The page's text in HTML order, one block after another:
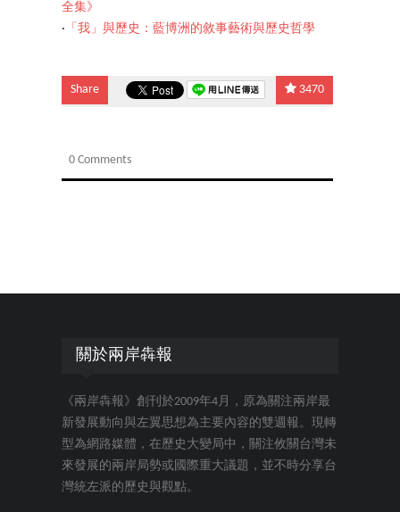
全集》
‧ 「我」與歷史：藍博洲的敘事藝術與歷史哲學
Share 3470
0 Comments
關於兩岸犇報
《兩岸犇報》創刊於2009年4月，原為關注兩岸最
新發展動向與左翼思想為主要內容的雙週報。現轉
型為網路媒體，在歷史大變局中，關注攸關台灣未
來發展的兩岸局勢或國際重大議題，並不時分享台
灣統左派的歷史與觀點。